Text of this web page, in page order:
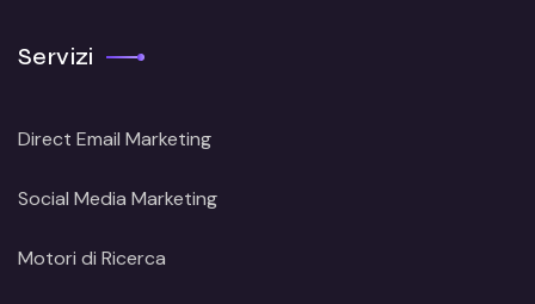
Servizi
Direct Email Marketing
Social Media Marketing
Motori di Ricerca